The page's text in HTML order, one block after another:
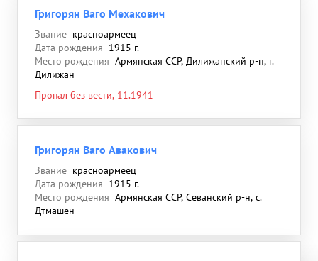
Григорян Ваго Мехакович
Звание красноармеец
Дата рождения 1915 г.
Место рождения Армянская ССР, Дилижанский р-н, г.
Дилижан
Пропал без вести, 11.1941
Григорян Ваго Авакович
Звание красноармеец
Дата рождения 1915 г.
Место рождения Армянская ССР, Севанский р-н, с.
Дтмашен